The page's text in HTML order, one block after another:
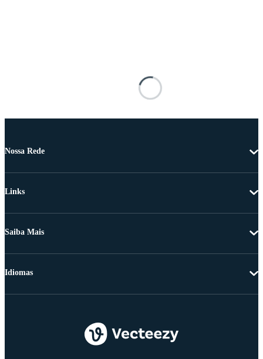
Nossa Rede
Links
Saiba Mais
Idiomas